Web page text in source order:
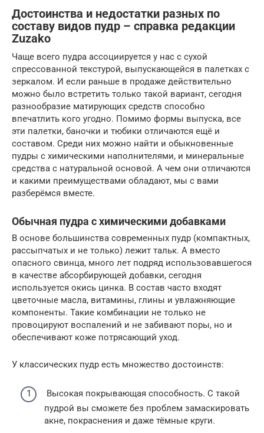
Достоинства и недостатки разных по
составу видов пудр – справка редакции
Zuzako
Чаще всего пудра ассоциируется у нас с сухой
спрессованной текстурой, выпускающейся в палетках с
зеркалом. И если раньше в продаже действительно
можно было встретить только такой вариант, сегодня
разнообразие матирующих средств способно
впечатлить кого угодно. Помимо формы выпуска, все
эти палетки, баночки и тюбики отличаются ещё и
составом. Среди них можно найти и обыкновенные
пудры с химическими наполнителями, и минеральные
средства с натуральной основой. А чем они отличаются
и какими преимуществами обладают, мы с вами
разберёмся вместе.
Обычная пудра с химическими добавками
В основе большинства современных пудр (компактных,
рассыпчатых и не только) лежит тальк. А вместо
опасного свинца, много лет подряд использовавшегося
в качестве абсорбирующей добавки, сегодня
используется окись цинка. В состав часто входят
цветочные масла, витамины, глины и увлажняющие
компоненты. Такие комбинации не только не
провоцируют воспалений и не забивают поры, но и
обеспечивают коже потрясающий уход.
У классических пудр есть множество достоинств:
Высокая покрывающая способность. С такой
пудрой вы сможете без проблем замаскировать
акне, покраснения и даже тёмные круги.